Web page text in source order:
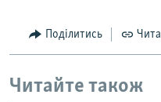
Поділитись
Читайте також